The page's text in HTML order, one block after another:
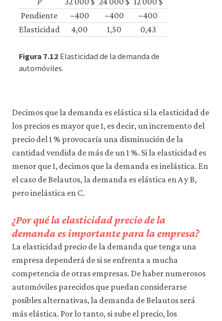
Pendiente
−400 −400
−400
Elasticidad
4,00 1,50 0,43
Figura 7.12 Elasticidad de la demanda de
automóviles.
Decimos que la demanda es elástica si la elasticidad de
los precios es mayor que 1, es decir, un incremento del
precio del 1 % provocaría una disminución de la
cantidad vendida de más de un 1 %. Si la elasticidad es
menor que 1, decimos que la demanda es inelástica. En
el caso de Belautos, la demanda es elástica en A y B,
pero inelástica en C.
¿Por qué la elasticidad precio de la
demanda es importante para la empresa?
La elasticidad precio de la demanda que tenga una
empresa dependerá de si se enfrenta a mucha
competencia de otras empresas. De haber numerosos
automóviles parecidos que puedan considerarse
posibles alternativas, la demanda de Belautos será
más elástica. Por lo tanto, si sube el precio, los